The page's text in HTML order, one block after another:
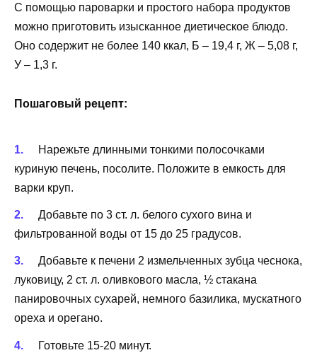
С помощью пароварки и простого набора продуктов
можно приготовить изысканное диетическое блюдо.
Оно содержит не более 140 ккал, Б – 19,4 г, Ж – 5,08 г,
У – 1,3 г.
Пошаговый рецепт:
Нарежьте длинными тонкими полосочками
куриную печень, посолите. Положите в емкость для
варки круп.
Добавьте по 3 ст. л. белого сухого вина и
фильтрованной воды от 15 до 25 градусов.
Добавьте к печени 2 измельченных зубца чеснока,
луковицу, 2 ст. л. оливкового масла, ½ стакана
панировочных сухарей, немного базилика, мускатного
ореха и орегано.
Готовьте 15-20 минут.